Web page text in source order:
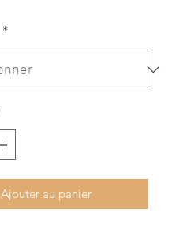
*
Ajouter au panier